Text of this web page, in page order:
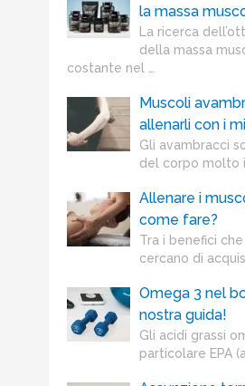
la massa
La ricerca
della massa
costante nel …
Muscoli
allenarli con i
Gli avambracci
del corpo molto
Allenare i
come fare?
Tra i benefici
cercano di
Omega 3 nel
nostra guida!
Gli acidi grassi
particolare EPA